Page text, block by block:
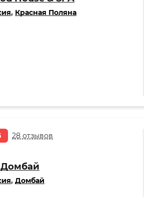
, Красная Поляна
28 отзывов
, Домбай